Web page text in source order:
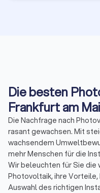
Die besten
Frankfurt am
Die Nachfrage nach
rasant gewachsen. Mit
wachsendem
mehr Menschen für die
Wir beleuchten für Sie
Photovoltaik, ihre
Auswahl des richtigen